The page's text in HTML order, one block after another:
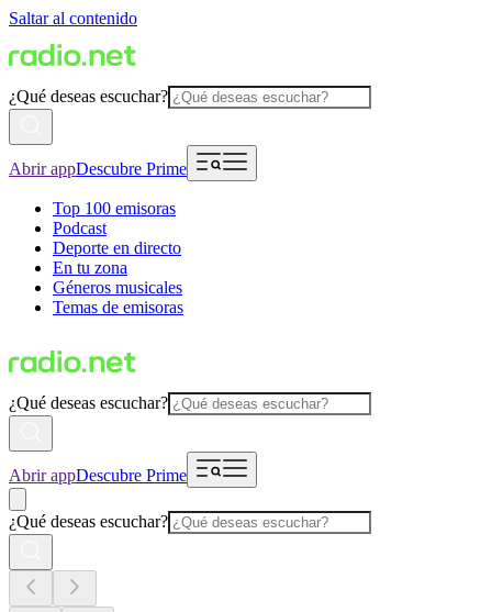
Saltar al contenido
¿Qué deseas escuchar?
Abrir appDescubre Prime
Top 100 emisoras
Podcast
Deporte en directo
En tu zona
Géneros musicales
Temas de emisoras
¿Qué deseas escuchar?
Abrir appDescubre Prime
¿Qué deseas escuchar?